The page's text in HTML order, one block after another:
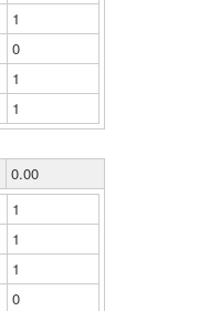
1
0
1
1
0.00
1
1
1
0